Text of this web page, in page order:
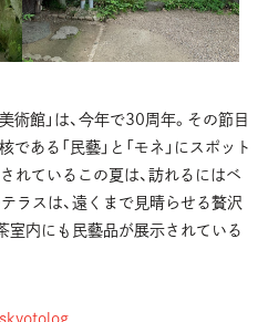
術館」は、今年で30周年。その節目
ある「民藝」と「モネ」にスポット
れているこの夏は、訪れるにはベ
ラスは、遠くまで見晴らせる贅沢
室内にも民藝品が展示されている